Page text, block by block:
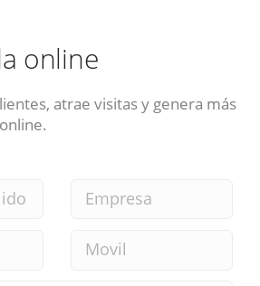
online
atrae visitas y genera más